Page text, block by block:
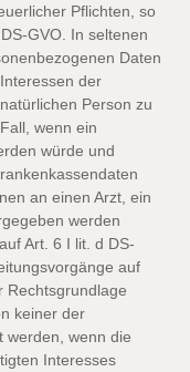
Pflichten, so
GVO. In seltenen
Daten
der
Person zu
wenn ein
würde und
an einen Arzt, ein
werden
Art. 6 I lit. d DS-
auf
Rechtsgrundlage
keiner der
werden, wenn die
Interesses